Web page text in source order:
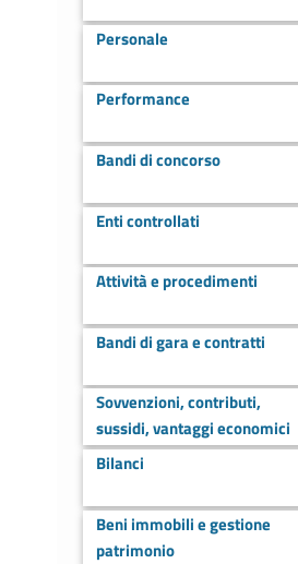
Personale
Performance
Bandi di concorso
Enti controllati
Attività e procedimenti
Bandi di gara e contratti
Sovvenzioni, contributi,
sussidi, vantaggi economici
Bilanci
Beni immobili e gestione
patrimonio